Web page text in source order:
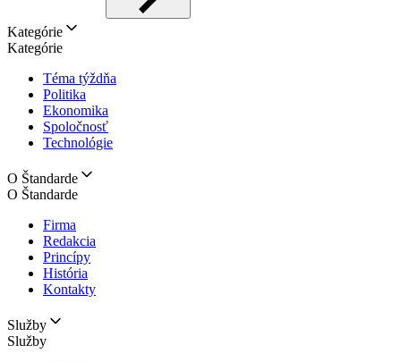
Kategórie
Kategórie
Téma týždňa
Politika
Ekonomika
Spoločnosť
Technológie
O Štandarde
O Štandarde
Firma
Redakcia
Princípy
História
Kontakty
Služby
Služby